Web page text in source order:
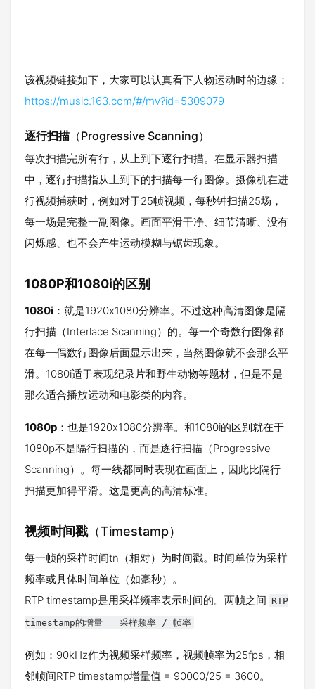
该视频链接如下，大家可以认真看下人物运动时的边缘：
https://music.163.com/#/mv?id=5309079
逐行扫描 （Progressive Scanning）
每次扫描完所有行，从上到下逐行扫描。在显示器扫描
中，逐行扫描指从上到下的扫描每一行图像。摄像机在进
行视频捕获时，例如对于25帧视频，每秒钟扫描25场，
每一场是完整一副图像。画面平滑干净、细节清晰、没有
闪烁感、也不会产生运动模糊与锯齿现象。
1080P和1080i的区别
1080i ：就是1920x1080分辨率。不过这种高清图像是隔
行扫描（Interlace Scanning）的。每一个奇数行图像都
在每一偶数行图像后面显示出来，当然图像就不会那么平
滑。1080i适于表现纪录片和野生动物等题材，但是不是
那么适合播放运动和电影类的内容。
1080p ：也是1920x1080分辨率。和1080i的区别就在于
1080p不是隔行扫描的，而是逐行扫描（Progressive
Scanning）。每一线都同时表现在画面上，因此比隔行
扫描更加得平滑。这是更高的高清标准。
视频时间戳（Timestamp）
每一帧的采样时间tn（相对）为时间戳。时间单位为采样
频率或具体时间单位（如毫秒）。
RTP timestamp是用采样频率表示时间的。两帧之间 RTP
timestamp的增量 = 采样频率 / 帧率
例如：90kHz作为视频采样频率，视频帧率为25fps，相
邻帧间RTP timestamp增量值 = 90000/25 = 3600。